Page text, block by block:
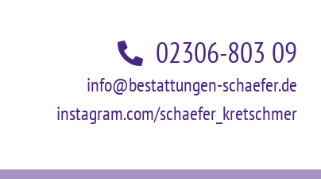
02306-803 09
info@bestattungen-schaefer.de
instagram.com/schaefer_kretschmer